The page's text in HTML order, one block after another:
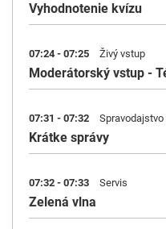
Vyhodnotenie kvízu
07:24 - 07:25 Živý vstup
Moderátorský vstup -
07:31 - 07:32 Spravodajstvo
Krátke správy
07:32 - 07:33 Servis
Zelená vlna